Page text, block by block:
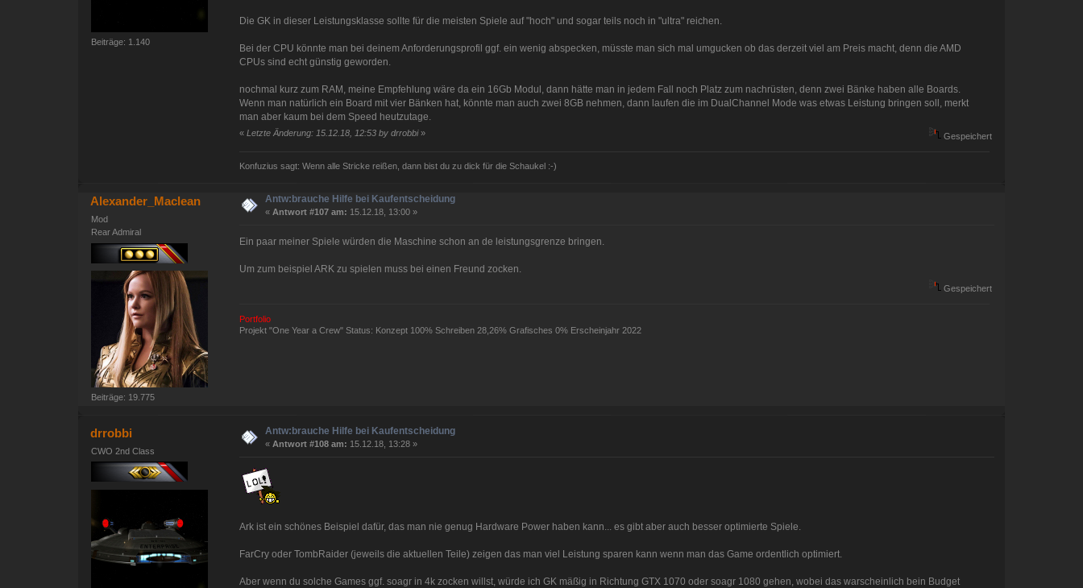
Beiträge: 1.140
Die GK in dieser Leistungsklasse sollte für die meisten Spiele auf "hoch" und sogar teils noch in "ultra" reichen.
Bei der CPU könnte man bei deinem Anforderungsprofil ggf. ein wenig abspecken, müsste man sich mal umgucken ob das derzeit viel am Preis macht, denn die AMD
CPUs sind echt günstig geworden.
nochmal kurz zum RAM, meine Empfehlung wäre da ein 16Gb Modul, dann hätte man in jedem Fall noch Platz zum nachrüsten, denn zwei Bänke haben alle Boards.
Wenn man natürlich ein Board mit vier Bänken hat, könnte man auch zwei 8GB nehmen, dann laufen die im DualChannel Mode was etwas Leistung bringen soll, merkt
man aber kaum bei dem Speed heutzutage.
«Letzte Änderung: 15.12.18, 12:53 by drrobbi» Gespeichert
Konfuzius sagt: Wenn alle Stricke reißen, dann bist du zu dick für die Schaukel :-)
Alexander_Maclean
Mod
Rear Admiral
Beiträge: 19.775
Antw:brauche Hilfe bei Kaufentscheidung
« Antwort #107 am: 15.12.18, 13:00 »
Ein paar meiner Spiele würden die Maschine schon an de leistungsgrenze bringen.
Um zum beispiel ARK zu spielen muss bei einen Freund zocken.
Gespeichert
Portfolio
Projekt "One Year a Crew" Status: Konzept 100% Schreiben 28,26% Grafisches 0% Erscheinjahr 2022
drrobbi
CWO 2nd Class
Antw:brauche Hilfe bei Kaufentscheidung
« Antwort #108 am: 15.12.18, 13:28 »
Ark ist ein schönes Beispiel dafür, das man nie genug Hardware Power haben kann... es gibt aber auch besser optimierte Spiele.
FarCry oder TombRaider (jeweils die aktuellen Teile) zeigen das man viel Leistung sparen kann wenn man das Game ordentlich optimiert.
Aber wenn du solche Games ggf. soagr in 4k zocken willst, würde ich GK mäßig in Richtung GTX 1070 oder soagr 1080 gehen, wobei das warscheinlich bein Budget